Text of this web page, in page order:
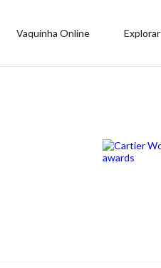
Vaquinha Online Explorar